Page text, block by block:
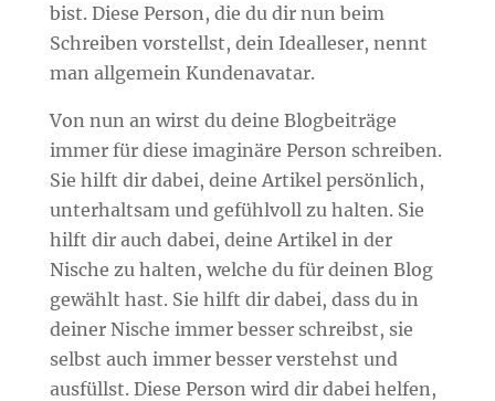
bist. Diese Person, die du dir nun beim
Schreiben vorstellst, dein Idealleser, nennt
man allgemein Kundenavatar.
Von nun an wirst du deine Blogbeiträge
immer für diese imaginäre Person schreiben.
Sie hilft dir dabei, deine Artikel persönlich,
unterhaltsam und gefühlvoll zu halten. Sie
hilft dir auch dabei, deine Artikel in der
Nische zu halten, welche du für deinen Blog
gewählt hast. Sie hilft dir dabei, dass du in
deiner Nische immer besser schreibst, sie
selbst auch immer besser verstehst und
ausfüllst. Diese Person wird dir dabei helfen,